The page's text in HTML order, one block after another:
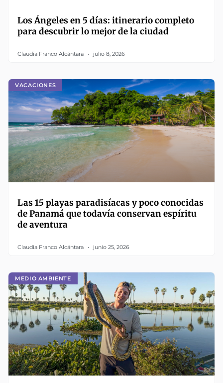
Los Ángeles en 5 días: itinerario completo
para descubrir lo mejor de la ciudad
Claudia Franco Alcántara julio 8, 2026
VACACIONES
Las 15 playas paradisíacas y poco conocidas
de Panamá que todavía conservan espíritu
de aventura
Claudia Franco Alcántara junio 25, 2026
MEDIO AMBIENTE